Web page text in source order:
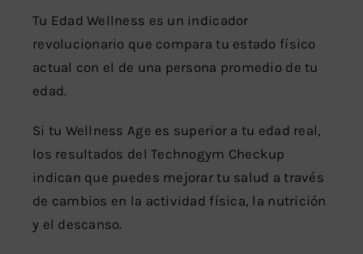
Tu Edad Wellness es un indicador
revolucionario que compara tu estado físico
actual con el de una persona promedio de tu
edad.
Si tu Wellness Age es superior a tu edad real,
los resultados del Technogym Checkup
indican que puedes mejorar tu salud a través
de cambios en la actividad física, la nutrición
y el descanso.